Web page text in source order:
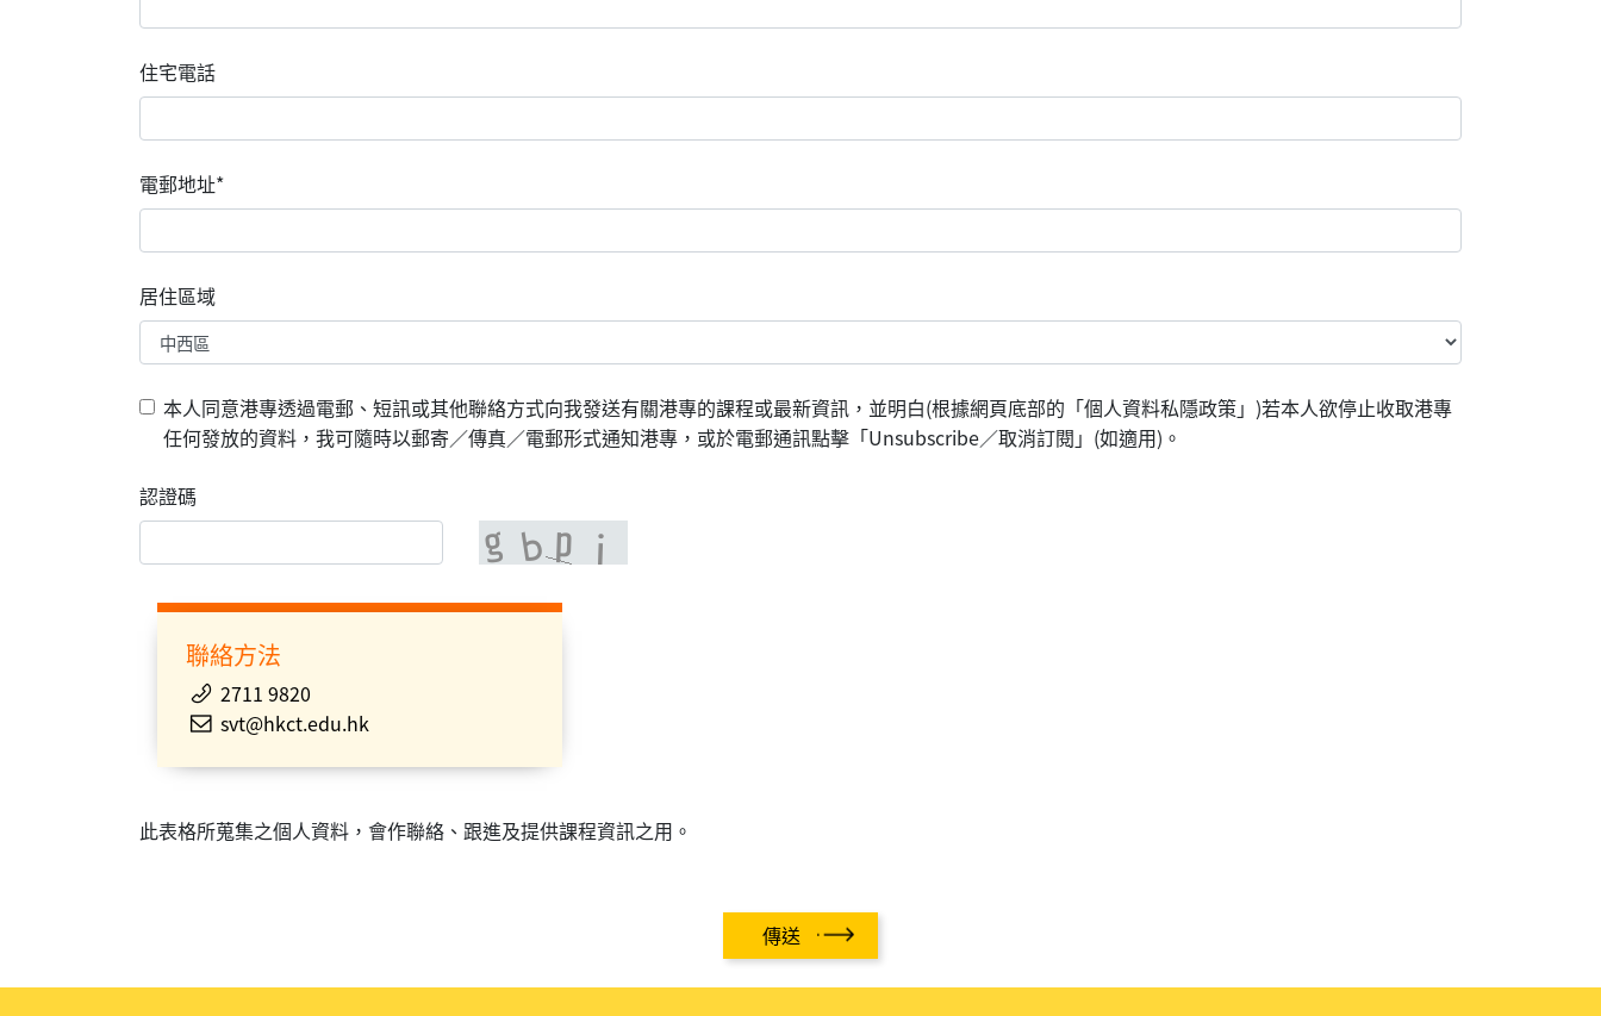
住宅電話
電郵地址*
居住區域
本人同意港專透過電郵、短訊或其他聯絡方式向我發送有關港專的課程或最新資訊，並明白(根據網頁底部的「個人資料私隱政策」)若本人欲停止收取港專
任何發放的資料，我可隨時以郵寄／傳真／電郵形式通知港專，或於電郵通訊點擊「Unsubscribe／取消訂閱」(如適用)。
認證碼
聯絡方法
2711 9820
svt@hkct.edu.hk
此表格所蒐集之個人資料，會作聯絡、跟進及提供課程資訊之用。
傳送